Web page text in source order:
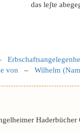
das leʃte
von – Wilhelm